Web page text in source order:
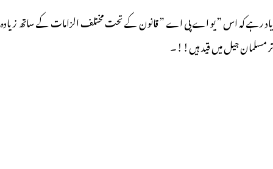
یاد رہے کہ اس ” یو اے پی اے ” قانون کے تحت مختلف الزامات کے ساتھ زیادہ
تر مسلمان جیل میں قید ہیں!!۔